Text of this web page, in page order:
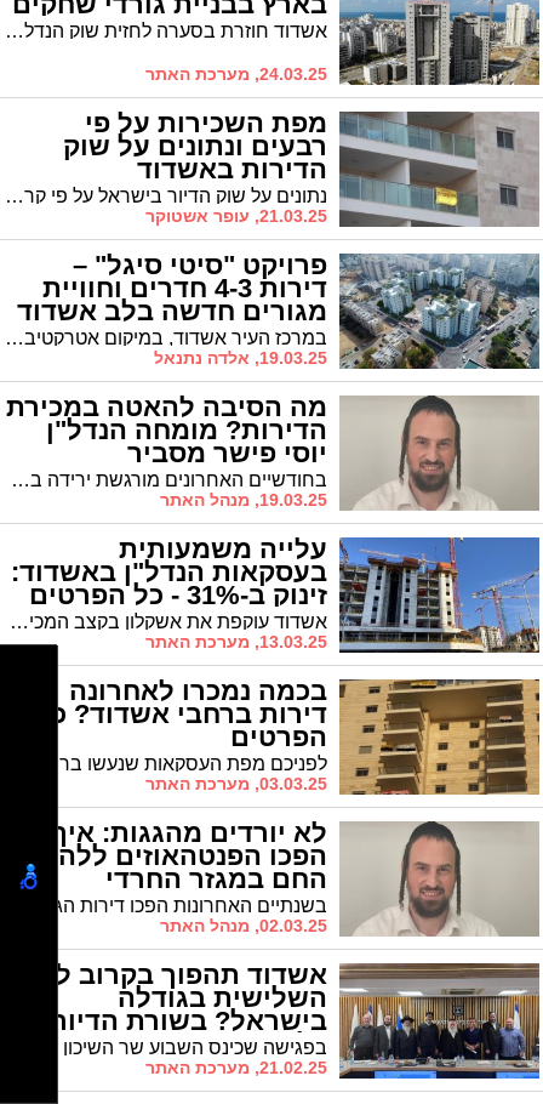
אשדוד חוזרת בסערה לחזית שוק הנדל"ן הישראלי, כך עולה מנתוני התחלות הבנייה לשנת 2024. העיר הדרומית ממוקמת במקום הראשון בהתחלות בנייה של גורדי שחקים מ-21 קומות ומעלה, יחד עם ירושלים, עם כ-1,350 יחידות דיור חדשות בכל אחת מהערים
24.03.25, מערכת האתר
מפת השכירות על פי
רבעים ונתונים על שוק
הדירות באשדוד
נתונים על שוק הדיור בישראל על פי קריטריונים של בעלות, שכירות ושכירות בדיור הציבורי. הנתונים המוצגים כאן עובדו על ידי הלשכה המרכזית לסטטיסטיקה, מתוך מרשם הדירות והמבנים המבוסס על נתוני הארנונה שנמסרו על ידי הרשויות המקומיות. מהנתונים עולה כי אחוז הדירות העומדות להשכרה ברובע ז' - הנמוך ביותר בעיר
21.03.25, עופר אשטוקר
פרויקט "סיטי סיגל" –
דירות 4-3 חדרים וחוויית
מגורים חדשה בלב אשדוד
במרכז העיר אשדוד, במיקום אטרקטיבי ונגיש במיוחד, קורם עור וגידים פרויקט המגורים החדש "סיטי סיגל" של חברת י. רפאל בניין והנדסה בע"מ. הפרויקט, הממוקם בכיכר סיגל בסמוך לשדרות ירושלים ורחוב הרצל, מציע חוויית מגורים אורבנית, נוחה ומודרנית בלב ליבה של העיר. הפרויקט מוגן בערבות חוק המכר כולל לווי בנקאי - משלמים 10% בחוזה 90% בקבלת המפתח ללא הצמדות וריביות.
19.03.25, אלדה נתנאל
מה הסיבה להאטה במכירת
הדירות? מומחה הנדל"ן
יוסי פישר מסביר
בחודשיים האחרונים מורגשת ירידה בקצב מכירת הדירות. האם מדובר בכל הדירות? ומדוע מדובר בהזדמנות? מומחה הנדל"ן יוסי פישר עושה לנו סדר
19.03.25, מנהל האתר
עלייה משמעותית
בעסקאות הנדל"ן באשדוד:
זינוק ב-31% - כל הפרטים
אשדוד עוקפת את אשקלון בקצב המכירות לראשונה מזה שנים • בשנת 2024 נמכרו בעיר יותר מ-1,500 דירות חדשות • כ-3,000 דירות חדשות עדיין מוצעות למכירה
13.03.25, מערכת האתר
בכמה נמכרו לאחרונה
דירות ברחבי אשדוד? כל
הפרטים
03.03.25, מערכת האתר
לא יורדים מהגגות: איך
הפכו הפנטהאוזים ללהיט
החם במגזר החרדי
באשדוד?
02.03.25, מנהל האתר
אשדוד תהפוך בקרוב לעיר
השלישית בגודלה
בישראל? בשורת הדיור -
כל הפרטים
21.02.25, מערכת האתר